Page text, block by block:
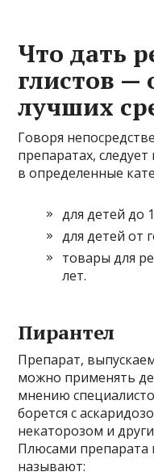
Что дать
глистов —
лучших
Говоря
препаратах,
в определенные
для детей до
для детей от
товары для
лет.
Пирантел
Препарат,
можно применять
мнению
борется с
некаторозом и
Плюсами препарата
называют: